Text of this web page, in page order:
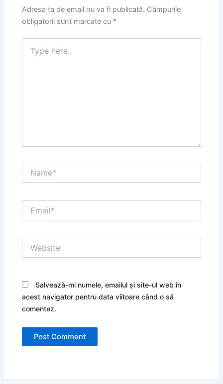
Adresa ta de email nu va fi publicată. Câmpurile
obligatorii sunt marcate cu *
here..
Salvează-mi numele, emailul și site-ul web în
acest navigator pentru data viitoare când o să
comentez.